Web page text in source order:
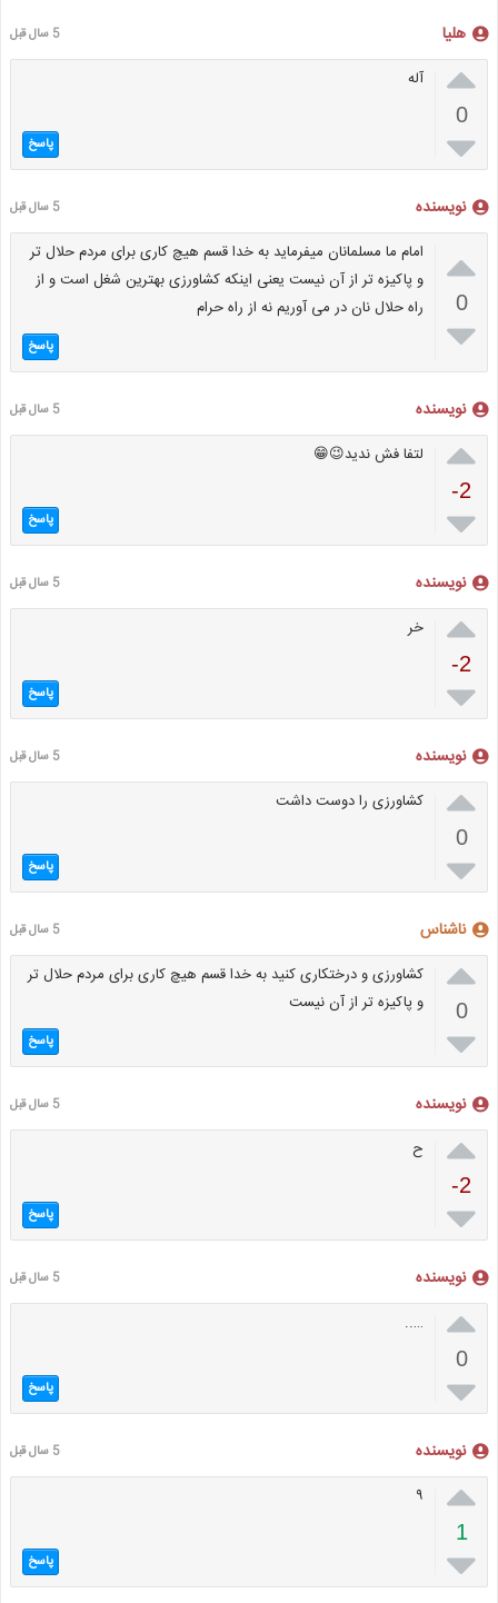
هلیا 5 سال قبل

0

آله
پاسخ
نویسنده 5 سال قبل

0

امام ما مسلمانان میفرماید به خدا قسم هیچ کاری برای مردم حلال تر
و پاکیزه تر از آن نیست یعنی اینکه کشاورزی بهترین شغل است و از
راه حلال نان در می آوریم نه از راه حرام
پاسخ
نویسنده 5 سال قبل

-2

لتفا فش ندید😉😁
پاسخ
نویسنده 5 سال قبل

-2

خر
پاسخ
نویسنده 5 سال قبل

0

کشاورزی را دوست داشت
پاسخ
ناشناس 5 سال قبل

0

کشاورزی و درختکاری کنید به خدا قسم هیچ کاری برای مردم حلال تر
و پاکیزه تر از آن نیست
پاسخ
نویسنده 5 سال قبل

-2

ح
پاسخ
نویسنده 5 سال قبل

0

…..
پاسخ
نویسنده 5 سال قبل

1

۹
پاسخ